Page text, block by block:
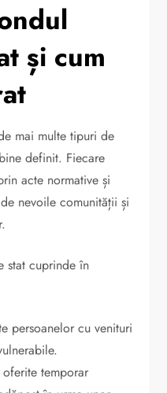
și cum
mai multe tipuri de
definit. Fiecare
acte normative și
nevoile comunității și
stat cuprinde în
persoanelor cu venituri
temporar